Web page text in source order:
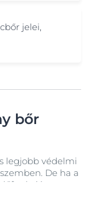
jelei,
bőr
legjobb védelmi
De ha a